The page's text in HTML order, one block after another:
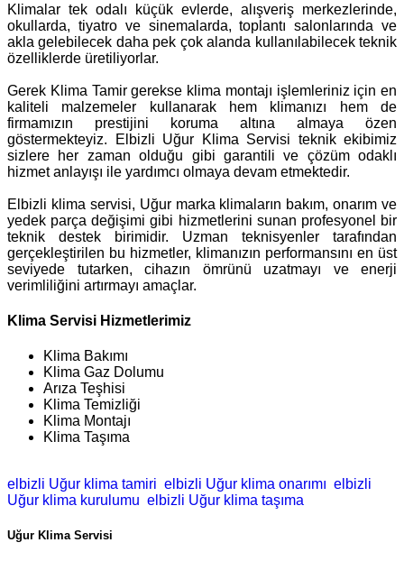
Klimalar tek odalı küçük evlerde, alışveriş merkezlerinde,
okullarda, tiyatro ve sinemalarda, toplantı salonlarında ve
akla gelebilecek daha pek çok alanda kullanılabilecek teknik
özelliklerde üretiliyorlar.
Gerek Klima Tamir gerekse klima montajı işlemleriniz için en
kaliteli malzemeler kullanarak hem klimanızı hem de
firmamızın prestijini koruma altına almaya özen
göstermekteyiz. Elbizli Uğur Klima Servisi teknik ekibimiz
sizlere her zaman olduğu gibi garantili ve çözüm odaklı
hizmet anlayışı ile yardımcı olmaya devam etmektedir.
Elbizli klima servisi, Uğur marka klimaların bakım, onarım ve
yedek parça değişimi gibi hizmetlerini sunan profesyonel bir
teknik destek birimidir. Uzman teknisyenler tarafından
gerçekleştirilen bu hizmetler, klimanızın performansını en üst
seviyede tutarken, cihazın ömrünü uzatmayı ve enerji
verimliliğini artırmayı amaçlar.
Klima Servisi Hizmetlerimiz
Klima Bakımı
Klima Gaz Dolumu
Arıza Teşhisi
Klima Temizliği
Klima Montajı
Klima Taşıma
elbizli Uğur klima tamiri elbizli Uğur klima onarımı elbizli
Uğur klima kurulumu elbizli Uğur klima taşıma
Uğur Klima Servisi